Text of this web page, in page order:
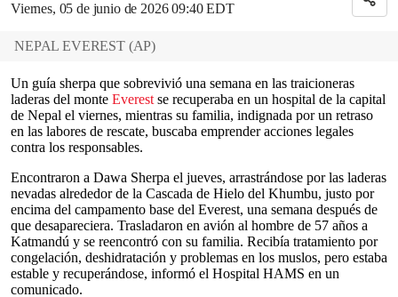
Viernes, 05 de junio de 2026 09:40 EDT
NEPAL EVEREST (AP)
Un guía sherpa que sobrevivió una semana en las traicioneras
laderas del monte Everest se recuperaba en un hospital de la capital
de Nepal el viernes, mientras su familia, indignada por un retraso
en las labores de rescate, buscaba emprender acciones legales
contra los responsables.
Encontraron a Dawa Sherpa el jueves, arrastrándose por las laderas
nevadas alrededor de la Cascada de Hielo del Khumbu, justo por
encima del campamento base del Everest, una semana después de
que desapareciera. Trasladaron en avión al hombre de 57 años a
Katmandú y se reencontró con su familia. Recibía tratamiento por
congelación, deshidratación y problemas en los muslos, pero estaba
estable y recuperándose, informó el Hospital HAMS en un
comunicado.